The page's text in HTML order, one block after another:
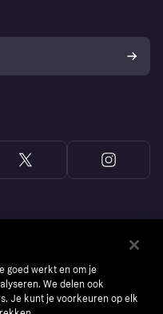
goed werkt en om je
We delen ook
Je kunt je voorkeuren op elk